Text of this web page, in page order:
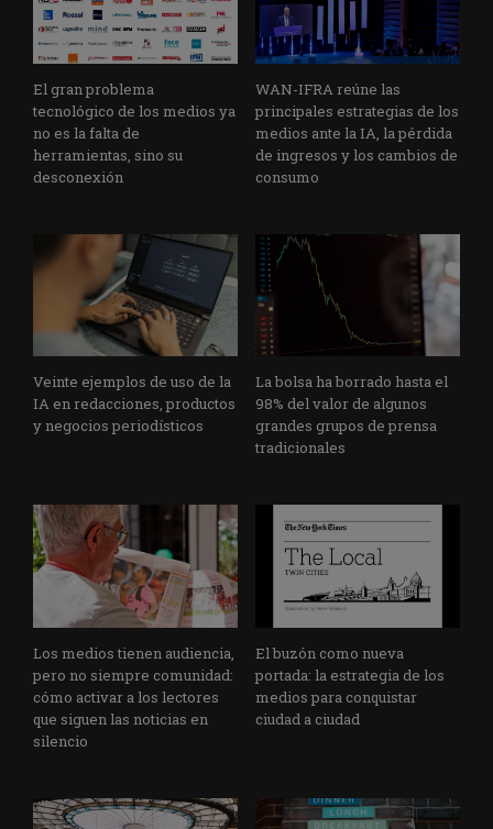
El gran problema
tecnológico de los medios ya
no es la falta de
herramientas, sino su
desconexión
WAN-IFRA reúne las
principales estrategias de los
medios ante la IA, la pérdida
de ingresos y los cambios de
consumo
Veinte ejemplos de uso de la
IA en redacciones, productos
y negocios periodísticos
La bolsa ha borrado hasta el
98% del valor de algunos
grandes grupos de prensa
tradicionales
Los medios tienen audiencia,
pero no siempre comunidad:
cómo activar a los lectores
que siguen las noticias en
silencio
El buzón como nueva
portada: la estrategia de los
medios para conquistar
ciudad a ciudad